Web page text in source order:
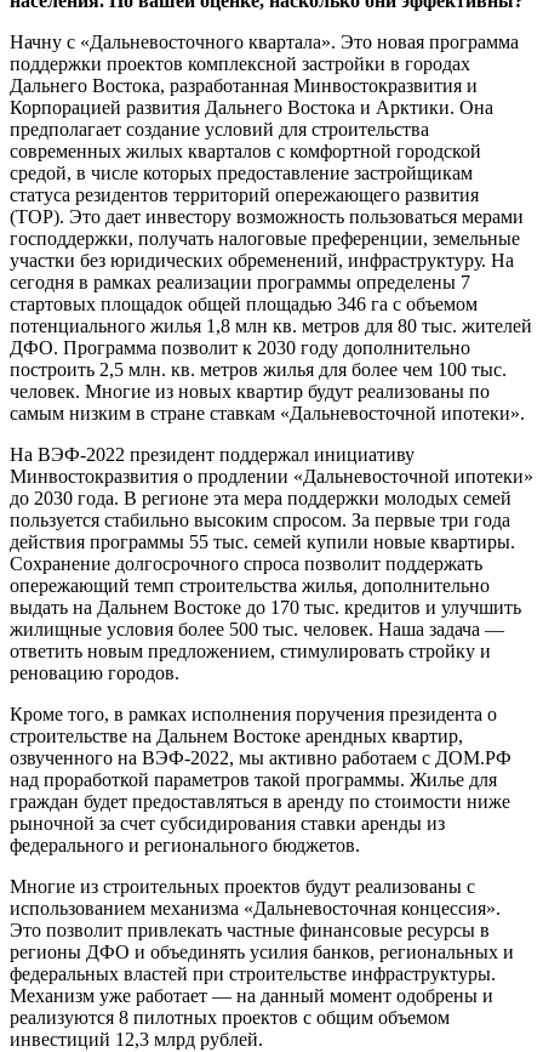
Начну с «Дальневосточного квартала». Это новая программа
поддержки проектов комплексной застройки в городах
Дальнего Востока, разработанная Минвостокразвития и
Корпорацией развития Дальнего Востока и Арктики. Она
предполагает создание условий для строительства
современных жилых кварталов с комфортной городской
средой, в числе которых предоставление застройщикам
статуса резидентов территорий опережающего развития
(ТОР). Это дает инвестору возможность пользоваться мерами
господдержки, получать налоговые преференции, земельные
участки без юридических обременений, инфраструктуру. На
сегодня в рамках реализации программы определены 7
стартовых площадок общей площадью 346 га с объемом
потенциального жилья 1,8 млн кв. метров для 80 тыс. жителей
ДФО. Программа позволит к 2030 году дополнительно
построить 2,5 млн. кв. метров жилья для более чем 100 тыс.
человек. Многие из новых квартир будут реализованы по
самым низким в стране ставкам «Дальневосточной ипотеки».
На ВЭФ-2022 президент поддержал инициативу
Минвостокразвития о продлении «Дальневосточной ипотеки»
до 2030 года. В регионе эта мера поддержки молодых семей
пользуется стабильно высоким спросом. За первые три года
действия программы 55 тыс. семей купили новые квартиры.
Сохранение долгосрочного спроса позволит поддержать
опережающий темп строительства жилья, дополнительно
выдать на Дальнем Востоке до 170 тыс. кредитов и улучшить
жилищные условия более 500 тыс. человек. Наша задача —
ответить новым предложением, стимулировать стройку и
реновацию городов.
Кроме того, в рамках исполнения поручения президента о
строительстве на Дальнем Востоке арендных квартир,
озвученного на ВЭФ-2022, мы активно работаем с ДОМ.РФ
над проработкой параметров такой программы. Жилье для
граждан будет предоставляться в аренду по стоимости ниже
рыночной за счет субсидирования ставки аренды из
федерального и регионального бюджетов.
Многие из строительных проектов будут реализованы с
использованием механизма «Дальневосточная концессия».
Это позволит привлекать частные финансовые ресурсы в
регионы ДФО и объединять усилия банков, региональных и
федеральных властей при строительстве инфраструктуры.
Механизм уже работает — на данный момент одобрены и
реализуются 8 пилотных проектов с общим объемом
инвестиций 12,3 млрд рублей.